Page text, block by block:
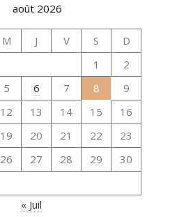
août 2026
M J V S
D
1
2
5 6 7 8
9
12 13 14 15
16
19 20 21 22
23
26 27 28 29
30
« Juil